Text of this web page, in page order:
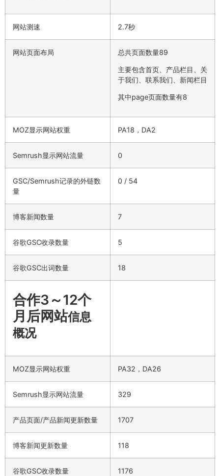
网站测速 2.7秒
网站页面布局 总共页面数量89
主要包含首页、产品栏目、关
于我们、联系我们、新闻栏目
其中page页面数量有8
MOZ显示网站权重 PA18，DA2
Semrush显示网站流量 0
GSC/Semrush记录的外链数
量
0 / 54
博客新闻数量 7
谷歌GSC收录数量 5
谷歌GSC出词数量 18
合作3～12个
月后网站信息
概况
MOZ显示网站权重 PA32，DA26
Semrush显示网站流量 329
产品页面/产品新闻更新数量 1707
博客新闻更新数量 118
谷歌GSC收录数量 1176